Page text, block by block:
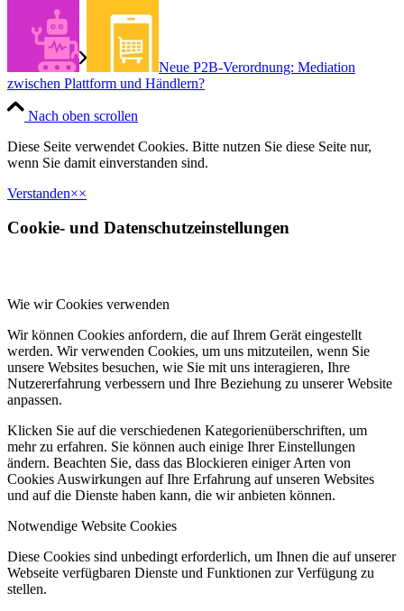
Neue P2B-Verordnung: Mediation
zwischen Plattform und Händlern?
Nach oben scrollen
Diese Seite verwendet Cookies. Bitte nutzen Sie diese Seite nur,
wenn Sie damit einverstanden sind.
Verstanden××
Cookie- und Datenschutzeinstellungen
Wie wir Cookies verwenden
Wir können Cookies anfordern, die auf Ihrem Gerät eingestellt
werden. Wir verwenden Cookies, um uns mitzuteilen, wenn Sie
unsere Websites besuchen, wie Sie mit uns interagieren, Ihre
Nutzererfahrung verbessern und Ihre Beziehung zu unserer Website
anpassen.
Klicken Sie auf die verschiedenen Kategorienüberschriften, um
mehr zu erfahren. Sie können auch einige Ihrer Einstellungen
ändern. Beachten Sie, dass das Blockieren einiger Arten von
Cookies Auswirkungen auf Ihre Erfahrung auf unseren Websites
und auf die Dienste haben kann, die wir anbieten können.
Notwendige Website Cookies
Diese Cookies sind unbedingt erforderlich, um Ihnen die auf unserer
Webseite verfügbaren Dienste und Funktionen zur Verfügung zu
stellen.